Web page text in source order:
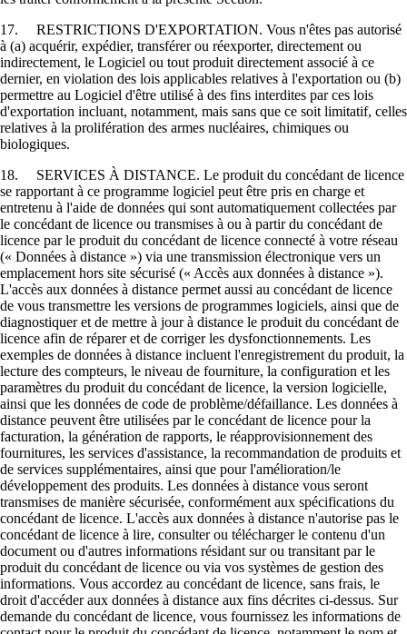
17. RESTRICTIONS D'EXPORTATION. Vous n'êtes pas autorisé
à (a) acquérir, expédier, transférer ou réexporter, directement ou
indirectement, le Logiciel ou tout produit directement associé à ce
dernier, en violation des lois applicables relatives à l'exportation ou (b)
permettre au Logiciel d'être utilisé à des fins interdites par ces lois
d'exportation incluant, notamment, mais sans que ce soit limitatif, celles
relatives à la prolifération des armes nucléaires, chimiques ou
biologiques.
18. SERVICES À DISTANCE. Le produit du concédant de licence
se rapportant à ce programme logiciel peut être pris en charge et
entretenu à l'aide de données qui sont automatiquement collectées par
le concédant de licence ou transmises à ou à partir du concédant de
licence par le produit du concédant de licence connecté à votre réseau
(« Données à distance ») via une transmission électronique vers un
emplacement hors site sécurisé (« Accès aux données à distance »).
L'accès aux données à distance permet aussi au concédant de licence
de vous transmettre les versions de programmes logiciels, ainsi que de
diagnostiquer et de mettre à jour à distance le produit du concédant de
licence afin de réparer et de corriger les dysfonctionnements. Les
exemples de données à distance incluent l'enregistrement du produit, la
lecture des compteurs, le niveau de fourniture, la configuration et les
paramètres du produit du concédant de licence, la version logicielle,
ainsi que les données de code de problème/défaillance. Les données à
distance peuvent être utilisées par le concédant de licence pour la
facturation, la génération de rapports, le réapprovisionnement des
fournitures, les services d'assistance, la recommandation de produits et
de services supplémentaires, ainsi que pour l'amélioration/le
développement des produits. Les données à distance vous seront
transmises de manière sécurisée, conformément aux spécifications du
concédant de licence. L'accès aux données à distance n'autorise pas le
concédant de licence à lire, consulter ou télécharger le contenu d'un
document ou d'autres informations résidant sur ou transitant par le
produit du concédant de licence ou via vos systèmes de gestion des
informations. Vous accordez au concédant de licence, sans frais, le
droit d'accéder aux données à distance aux fins décrites ci-dessus. Sur
demande du concédant de licence, vous fournissez les informations de